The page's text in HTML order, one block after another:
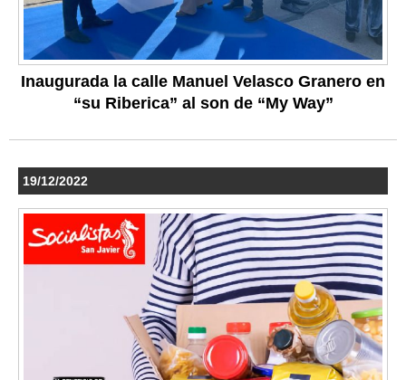
Inaugurada la calle Manuel Velasco Granero en
“su Riberica” al son de “My Way”
19/12/2022